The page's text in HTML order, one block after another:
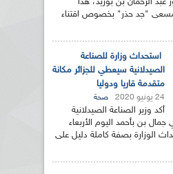
الرحمان بن بوزيد، هذا
مسعى "جد حذر" بخصوص اقتناء
استحداث وزارة للصناعة
الصيدلانية سيعطي للجزائر مكانة
متقدمة قاريا ودوليا
24 يونيو 2020 صحة
أكد وزير الصناعة الصيدلانية
جمال بن بأحمد اليوم الأربعاء
الوزارة بصفة كاملة دليل على